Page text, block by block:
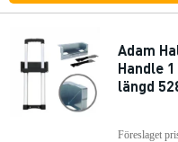
Adam
Handle
längd
Föreslaget